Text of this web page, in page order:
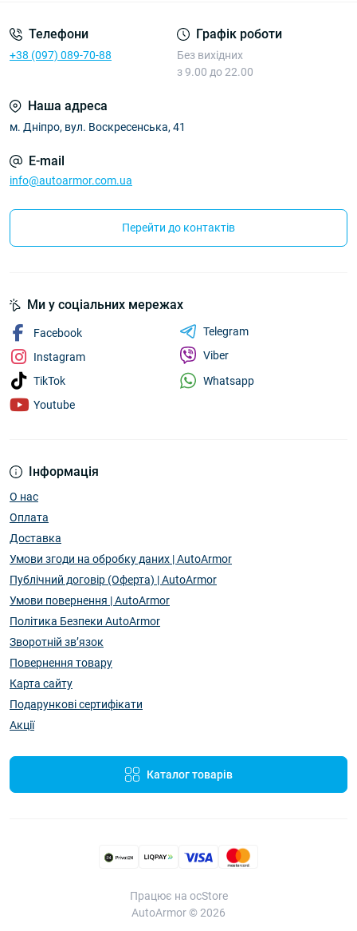
Телефони
+38 (097) 089-70-88
Графік роботи
Без вихідних
з 9.00 до 22.00
Наша адреса
м. Дніпро, вул. Воскресенська, 41
E-mail
info@autoarmor.com.ua
Перейти до контактів
Інформація
О нас
Оплата
Доставка
Умови згоди на обробку даних | AutoArmor
Публічний договір (Оферта) | AutoArmor
Умови повернення | AutoArmor
Політика Безпеки AutoArmor
Зворотній зв’язок
Повернення товару
Карта сайту
Подарункові сертифікати
Акції
Каталог товарів
Ми у соціальних мережах
Facebook
Instagram
TikTok
Youtube
Telegram
Viber
Whatsapp
Працює на ocStore
AutoArmor © 2026